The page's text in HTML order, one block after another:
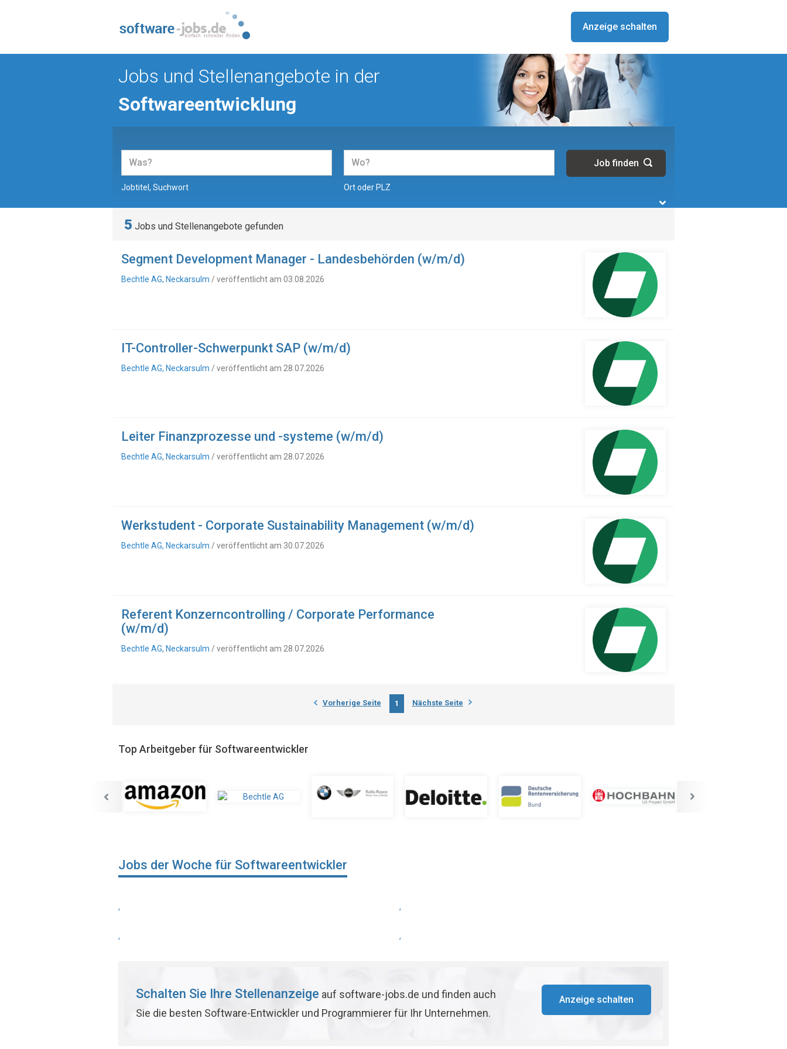
Anzeige schalten
Jobs und Stellenangebote in der
Softwareentwicklung
Jobtitel, Suchwort Ort oder PLZ
5 Jobs und Stellenangebote gefunden
Segment Development Manager - Landesbehörden (w/m/d)
Bechtle AG, Neckarsulm / veröffentlicht am 03.08.2026
IT-Controller-Schwerpunkt SAP (w/m/d)
Bechtle AG, Neckarsulm / veröffentlicht am 28.07.2026
Leiter Finanzprozesse und -systeme (w/m/d)
Bechtle AG, Neckarsulm / veröffentlicht am 28.07.2026
Werkstudent - Corporate Sustainability Management (w/m/d)
Bechtle AG, Neckarsulm / veröffentlicht am 30.07.2026
Referent Konzerncontrolling / Corporate Performance
(w/m/d)
Bechtle AG, Neckarsulm / veröffentlicht am 28.07.2026
Vorherige Seite 1 Nächste Seite
Top Arbeitgeber für Softwareentwickler
Jobs der Woche für Softwareentwickler
, ,
, ,
Schalten Sie Ihre Stellenanzeige auf software-jobs.de und finden auch
Sie die besten Software-Entwickler und Programmierer für Ihr Unternehmen.
Anzeige schalten